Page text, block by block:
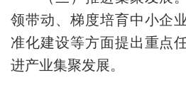
领带动、梯度培育中小企
准化建设等方面提出重点
进产业集聚发展。